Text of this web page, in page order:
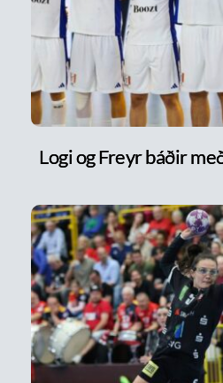
Logi og Freyr báðir